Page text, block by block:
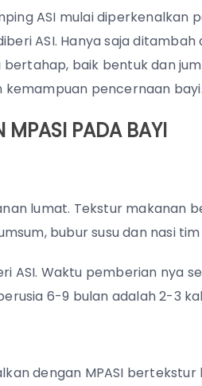
ASI mulai diperkenalkan
ASI. Hanya saja
bertahap, baik bentuk dan
pencernaan bayi.
MPASI PADA BAYI
lumat. Tekstur makanan
bubur susu dan nasi
ASI. Waktu pemberian nya
6-9 bulan adalah 2-3
dengan MPASI